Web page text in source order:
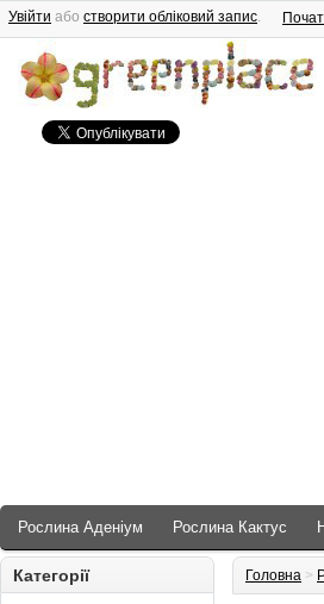
Увійти або створити обліковий запис.
Рослина Аденіум Рослина Кактус
Категорії Головна >